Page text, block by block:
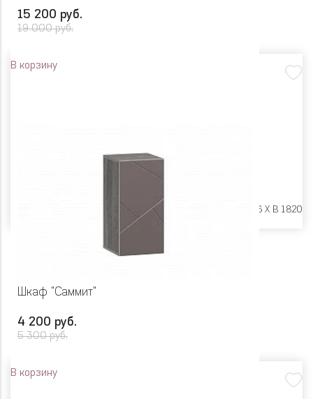
15 200 руб.
19 000 руб.
В корзину
Ш 602 X Г 416 X В 1820
Шкаф "Саммит"
4 200 руб.
5 300 руб.
В корзину